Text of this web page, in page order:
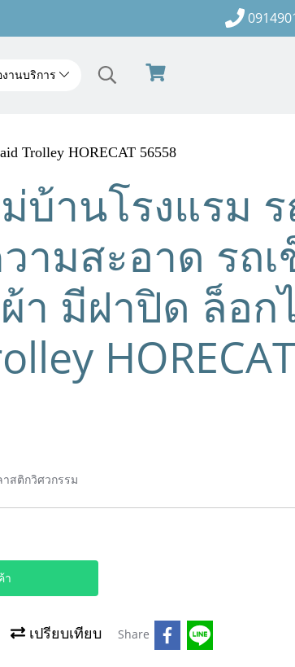
านบริการ
Trolley HORECAT 56558
บ้านโรงแรม
ามสะอาด รถ
า มีฝาปิด ล็อก
HORECAT
สติกวิศวกรรม
า
เปรียบเทียบ Share